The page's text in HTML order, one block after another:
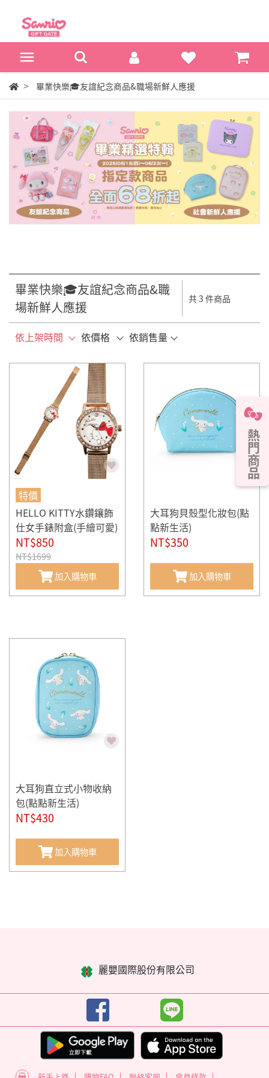
熱門商品
畢業快樂🎓友誼紀念商品&職場新鮮人應援
畢業快樂🎓友誼紀念商品&職
場新鮮人應援
共 3 件商品
依上架時間 依價格 依銷售量
特價
HELLO KITTY水鑽鑲飾
仕女手錶附盒(手繪可愛)
NT$850
NT$1699
加入購物車
大耳狗貝殼型化妝包(點
點新生活)
NT$350
加入購物車
大耳狗直立式小物收納
包(點點新生活)
NT$430
加入購物車
麗嬰國際股份有限公司